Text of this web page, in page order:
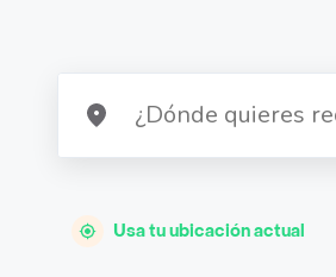
Usa tu ubicación actual